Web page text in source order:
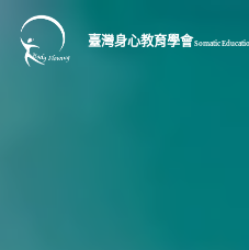
臺灣身心教育學會Somatic